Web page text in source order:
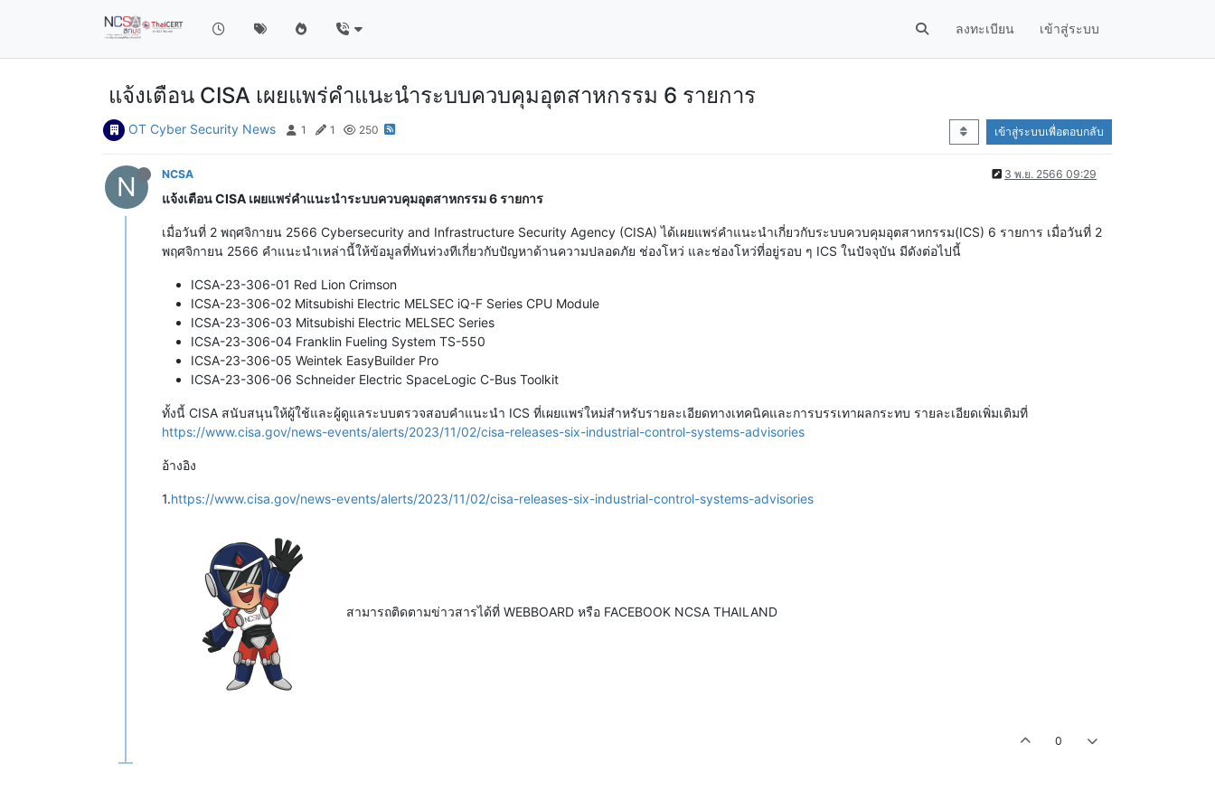
ลงทะเบียน เข้าสู่ระบบ
แจ้งเตือน CISA เผยแพร่คำแนะนำระบบควบคุมอุตสาหกรรม 6 รายการ
OT Cyber Security News 1 1 250 เข้าสู่ระบบเพื่อตอบกลับ
N NCSA 3 พ.ย. 2566 09:29
แจ้งเตือน CISA เผยแพร่คำแนะนำระบบควบคุมอุตสาหกรรม 6 รายการ
เมื่อวันที่ 2 พฤศจิกายน 2566 Cybersecurity and Infrastructure Security Agency (CISA) ได้เผยแพร่คำแนะนำเกี่ยวกับระบบควบคุมอุตสาหกรรม(ICS) 6 รายการ เมื่อวันที่ 2
พฤศจิกายน 2566 คำแนะนำเหล่านี้ให้ข้อมูลที่ทันท่วงทีเกี่ยวกับปัญหาด้านความปลอดภัย ช่องโหว่ และช่องโหว่ที่อยู่รอบ ๆ ICS ในปัจจุบัน มีดังต่อไปนี้
ICSA-23-306-01 Red Lion Crimson
ICSA-23-306-02 Mitsubishi Electric MELSEC iQ-F Series CPU Module
ICSA-23-306-03 Mitsubishi Electric MELSEC Series
ICSA-23-306-04 Franklin Fueling System TS-550
ICSA-23-306-05 Weintek EasyBuilder Pro
ICSA-23-306-06 Schneider Electric SpaceLogic C-Bus Toolkit
ทั้งนี้ CISA สนับสนุนให้ผู้ใช้และผู้ดูแลระบบตรวจสอบคำแนะนำ ICS ที่เผยแพร่ใหม่สำหรับรายละเอียดทางเทคนิคและการบรรเทาผลกระทบ รายละเอียดเพิ่มเติมที่
https://www.cisa.gov/news-events/alerts/2023/11/02/cisa-releases-six-industrial-control-systems-advisories
อ้างอิง
1.https://www.cisa.gov/news-events/alerts/2023/11/02/cisa-releases-six-industrial-control-systems-advisories
สามารถติดตามข่าวสารได้ที่ WEBBOARD หรือ FACEBOOK NCSA THAILAND
0